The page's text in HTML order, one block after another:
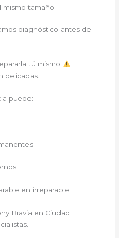
tamaño.
diagnóstico antes de
tú mismo
delicadas.
puede:
en irreparable
Bravia en Ciudad